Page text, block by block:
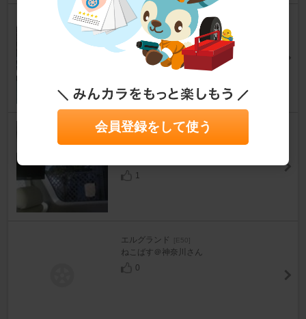
日産(純正) 前期ライダーフロン
トバンパー
エルグランド [E50]
Ｏ．Ｂ．Ｉ．さん
Panasonic TR-M110W-K
エルグランド
1
エルグランド [E50]
ねこばす＠神奈川さん
0
会員登録をして使う